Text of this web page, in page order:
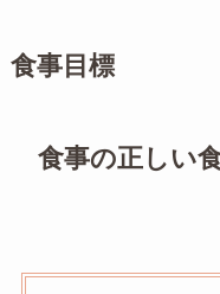
食事目標
食事の正しい